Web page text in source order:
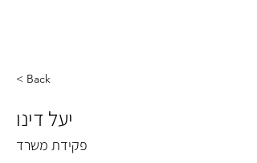
< Back
יעל דינו
פקידת משרד